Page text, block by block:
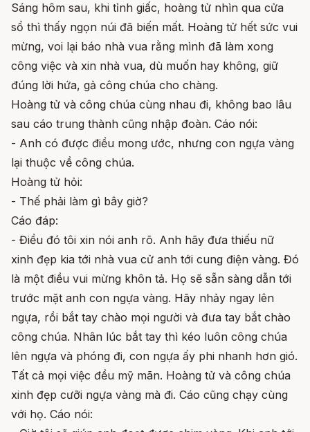
Sáng hôm sau, khi tỉnh giấc, hoàng tử nhìn qua cửa
sổ thì thấy ngọn núi đã biến mất. Hoàng tử hết sức vui
mừng, voi lại báo nhà vua rằng mình đã làm xong
công việc và xin nhà vua, dù muốn hay không, giữ
đúng lời hứa, gả công chúa cho chàng.
Hoàng tử và công chúa cùng nhau đi, không bao lâu
sau cáo trung thành cũng nhập đoàn. Cáo nói:
- Anh có được điều mong ước, nhưng con ngựa vàng
lại thuộc về công chúa.
Hoàng tử hỏi:
- Thế phải làm gì bây giờ?
Cáo đáp:
- Điều đó tôi xin nói anh rõ. Anh hãy đưa thiếu nữ
xinh đẹp kia tới nhà vua cử anh tới cung điện vàng. Đó
là một điều vui mừng khôn tả. Họ sẽ sẵn sàng dẫn tới
trước mặt anh con ngựa vàng. Hãy nhảy ngay lên
ngựa, rồi bắt tay chào mọi người và đưa tay bắt chào
công chúa. Nhân lúc bắt tay thì kéo luôn công chúa
lên ngựa và phóng đi, con ngựa ấy phi nhanh hơn gió.
Tất cả mọi việc đều mỹ mãn. Hoàng tử và công chúa
xinh đẹp cưỡi ngựa vàng mà đi. Cáo cũng chạy cùng
với họ. Cáo nói: